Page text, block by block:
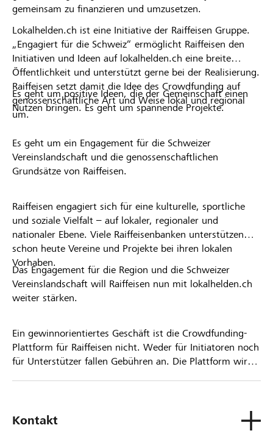
gemeinsam zu finanzieren und umzusetzen.
Lokalhelden.ch ist eine Initiative der Raiffeisen Gruppe.
„Engagiert für die Schweiz“ ermöglicht Raiffeisen den
Initiativen und Ideen auf lokalhelden.ch eine breite
Öffentlichkeit und unterstützt gerne bei der Realisierung.
Raiffeisen setzt damit die Idee des Crowdfunding auf
genossenschaftliche Art und Weise lokal und regional
um.
Es geht um positive Ideen, die der Gemeinschaft einen
Nutzen bringen. Es geht um spannende Projekte.
Es geht um ein Engagement für die Schweizer
Vereinslandschaft und die genossenschaftlichen
Grundsätze von Raiffeisen.
Raiffeisen engagiert sich für eine kulturelle, sportliche
und soziale Vielfalt – auf lokaler, regionaler und
nationaler Ebene. Viele Raiffeisenbanken unterstützen
schon heute Vereine und Projekte bei ihren lokalen
Vorhaben.
Das Engagement für die Region und die Schweizer
Vereinslandschaft will Raiffeisen nun mit lokalhelden.ch
weiter stärken.
Ein gewinnorientiertes Geschäft ist die Crowdfunding-
Plattform für Raiffeisen nicht. Weder für Initiatoren noch
für Unterstützer fallen Gebühren an. Die Plattform wird
Kontakt